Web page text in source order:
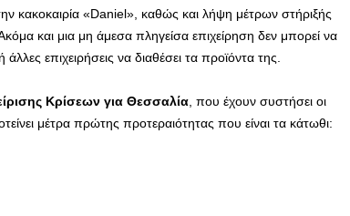
κακοκαιρία «Daniel», καθώς και λήψη μέτρων στήριξής
και μια μη άμεσα πληγείσα επιχείρηση δεν μπορεί να
επιχειρήσεις να διαθέσει τα προϊόντα της.
Κρίσεων για Θεσσαλία , που έχουν συστήσει οι
μέτρα πρώτης προτεραιότητας που είναι τα κάτωθι: